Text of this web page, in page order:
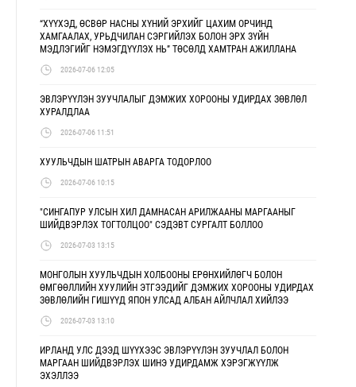
“ХҮҮХЭД, ӨСВӨР НАСНЫ ХҮНИЙ ЭРХИЙГ ЦАХИМ ОРЧИНД
ХАМГААЛАХ, УРЬДЧИЛАН СЭРГИЙЛЭХ БОЛОН ЭРХ ЗҮЙН
МЭДЛЭГИЙГ НЭМЭГДҮҮЛЭХ НЬ” ТӨСӨЛД ХАМТРАН АЖИЛЛАНА
2026-07-06 12:05
ЭВЛЭРҮҮЛЭН ЗУУЧЛАЛЫГ ДЭМЖИХ ХОРООНЫ УДИРДАХ ЗӨВЛӨЛ
ХУРАЛДЛАА
2026-07-06 11:51
ХУУЛЬЧДЫН ШАТРЫН АВАРГА ТОДОРЛОО
2026-07-06 10:15
"СИНГАПУР УЛСЫН ХИЛ ДАМНАСАН АРИЛЖААНЫ МАРГААНЫГ
ШИЙДВЭРЛЭХ ТОГТОЛЦОО" СЭДЭВТ СУРГАЛТ БОЛЛОО
2026-07-03 13:15
МОНГОЛЫН ХУУЛЬЧДЫН ХОЛБООНЫ ЕРӨНХИЙЛӨГЧ БОЛОН
ӨМГӨӨЛЛИЙН ХУУЛИЙН ЭТГЭЭДИЙГ ДЭМЖИХ ХОРООНЫ УДИРДАХ
ЗӨВЛӨЛИЙН ГИШҮҮД ЯПОН УЛСАД АЛБАН АЙЛЧЛАЛ ХИЙЛЭЭ
2026-07-03 13:10
ИРЛАНД УЛС ДЭЭД ШҮҮХЭЭС ЭВЛЭРҮҮЛЭН ЗУУЧЛАЛ БОЛОН
МАРГААН ШИЙДВЭРЛЭХ ШИНЭ УДИРДАМЖ ХЭРЭГЖҮҮЛЖ
ЭХЭЛЛЭЭ